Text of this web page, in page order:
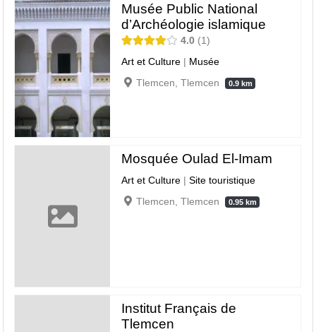
Musée Public National
d’Archéologie islamique
4.0
1
Art et Culture | Musée
Tlemcen, Tlemcen
0.9 km
Mosquée Oulad El-Imam
Art et Culture |Site touristique
Tlemcen, Tlemcen
0.95 km
Institut Français de
Tlemcen